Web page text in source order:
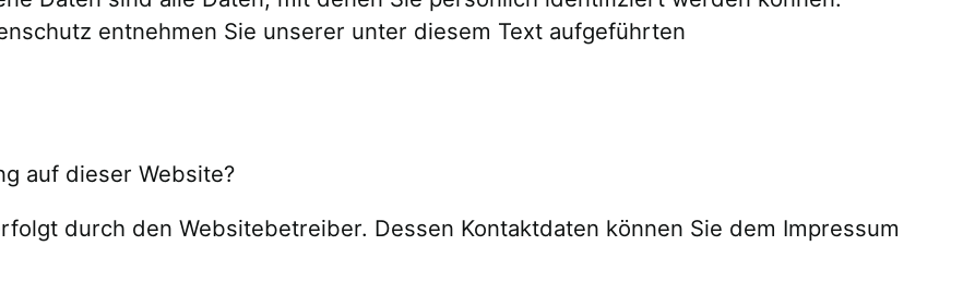
entnehmen Sie unserer unter diesem Text aufgeführten
auf dieser Website?
durch den Websitebetreiber. Dessen Kontaktdaten können Sie dem Impressum